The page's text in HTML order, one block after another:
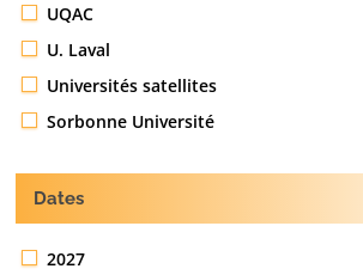
UQAC
U. Laval
Universités satellites
Sorbonne Université
Dates
2027